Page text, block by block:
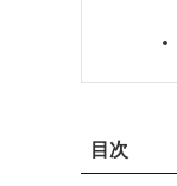
目次